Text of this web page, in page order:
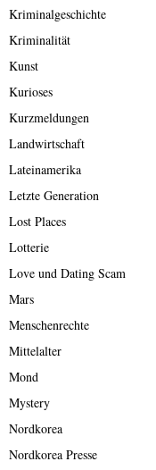
Kriminalgeschichte
Kriminalität
Kunst
Kurioses
Kurzmeldungen
Landwirtschaft
Lateinamerika
Letzte Generation
Lost Places
Lotterie
Love und Dating Scam
Mars
Menschenrechte
Mittelalter
Mond
Mystery
Nordkorea
Nordkorea Presse